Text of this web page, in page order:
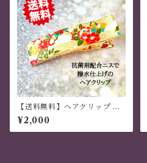
【送料無料】ヘアクリップ 大
きめ しっかり おしゃれ 金属製
和風 千代紙 ハンドメイド クリ
ーム色
¥2,000